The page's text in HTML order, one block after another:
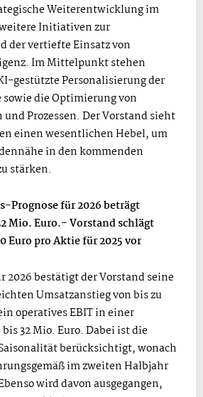
Weiterentwicklung im
Initiativen zur
der vertiefte Einsatz von
Im Mittelpunkt stehen
gestützte Personalisierung der
die Optimierung von
Prozessen. Der Vorstand sieht
einen wesentlichen Hebel, um
in den kommenden
stärken.
Prognose für 2026 beträgt
Mio. Euro.- Vorstand schlägt
Euro pro Aktie für 2025 vor
2026 bestätigt der Vorstand seine
Umsatzanstieg von bis zu
operatives EBIT in einer
32 Mio. Euro. Dabei ist die
berücksichtigt, wonach
im zweiten Halbjahr
wird davon ausgegangen,